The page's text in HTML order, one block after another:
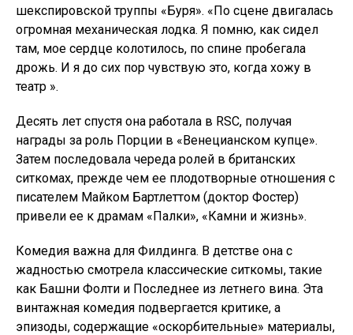
шекспировской труппы «Буря». «По сцене двигалась
огромная механическая лодка. Я помню, как сидел
там, мое сердце колотилось, по спине пробегала
дрожь. И я до сих пор чувствую это, когда хожу в
театр ».
Десять лет спустя она работала в RSC, получая
награды за роль Порции в «Венецианском купце».
Затем последовала череда ролей в британских
ситкомах, прежде чем ее плодотворные отношения с
писателем Майком Бартлеттом (доктор Фостер)
привели ее к драмам «Палки», «Камни и жизнь».
Комедия важна для Филдинга. В детстве она с
жадностью смотрела классические ситкомы, такие
как Башни Фолти и Последнее из летнего вина. Эта
винтажная комедия подвергается критике, а
эпизоды, содержащие «оскорбительные» материалы,